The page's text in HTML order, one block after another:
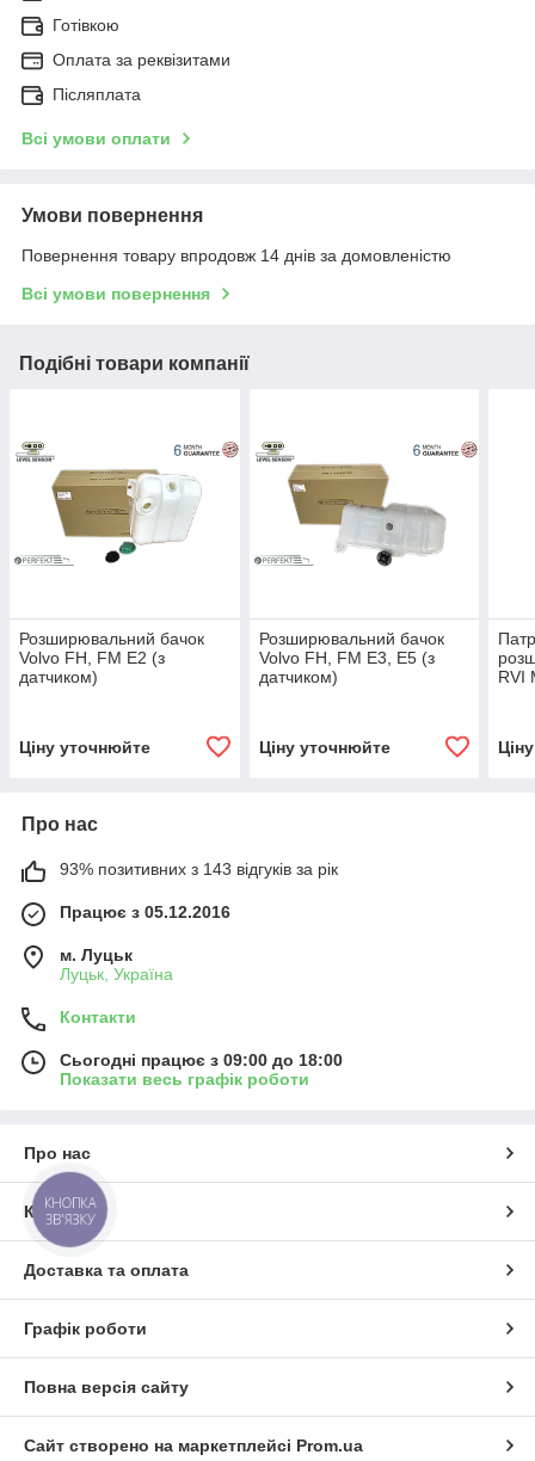
Готівкою
Оплата за реквізитами
Післяплата
Всі умови оплати
Умови повернення
Повернення товару впродовж 14 днів за домовленістю
Всі умови повернення
Подібні товари компанії
Розширювальний бачок
Volvo FH, FM E2 (з
датчиком)
Ціну уточнюйте
Розширювальний бачок
Volvo FH, FM E3, E5 (з
датчиком)
Ціну уточнюйте
RVI
Про нас
93% позитивних з 143 відгуків за рік
Працює з 05.12.2016
м. Луцьк
Луцьк, Україна
Контакти
Сьогодні працює з 09:00 до 18:00
Показати весь графік роботи
Про нас
Контакти
Доставка та оплата
Графік роботи
Повна версія сайту
Сайт створено на маркетплейсі Prom.ua
КНОПКА
ЗВ'ЯЗКУ